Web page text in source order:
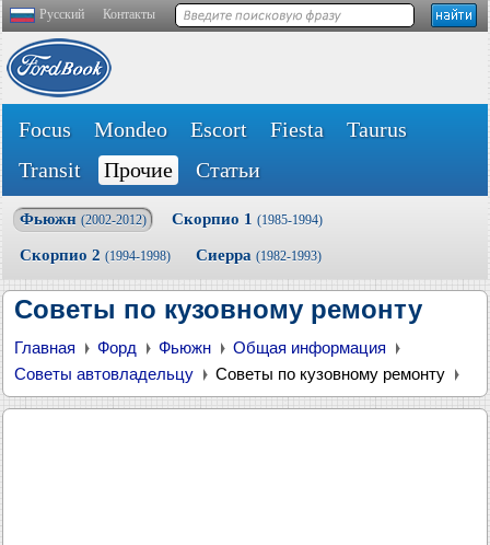
Русский Контакты
Focus Mondeo Escort Fiesta
Taurus
Transit
Прочие Статьи
Фьюжн (2002-2012) Скорпио 1 (1985-1994)
Скорпио 2 (1994-1998) Сиерра (1982-1993)
Советы по кузовному ремонту
Главная Форд Фьюжн
Общая информация
Советы автовладельцу
Советы по кузовному ремонту